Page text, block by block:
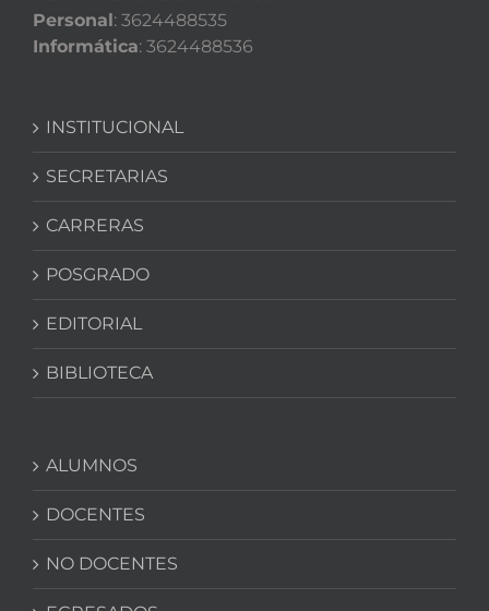
Personal: 3624488535
Informática: 3624488536
INSTITUCIONAL
SECRETARIAS
CARRERAS
POSGRADO
EDITORIAL
BIBLIOTECA
ALUMNOS
DOCENTES
NO DOCENTES